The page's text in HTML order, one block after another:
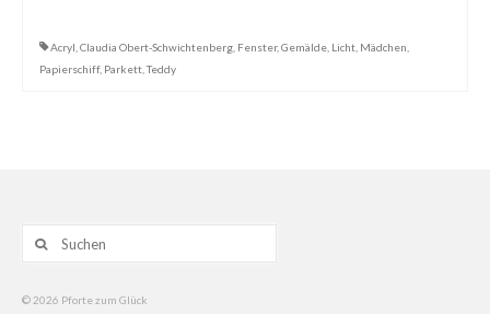
Acryl Claudia Obert-Schwichtenberg Fenster, Gemälde Licht Mädchen
Papierschiff, Parkett ,Teddy
nach:
© 2026 Pforte zum Glück